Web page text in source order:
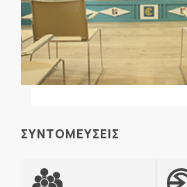
ΣΥΝΤΟΜΕΥΣΕΙΣ